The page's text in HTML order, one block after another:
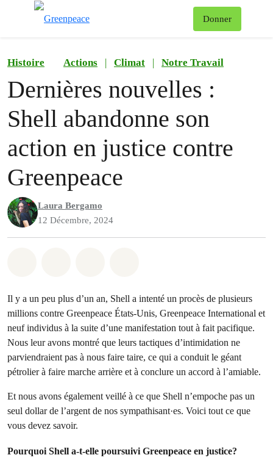
Donner
Histoire Actions | Climat | Notre Travail
Dernières nouvelles :
Shell abandonne son
action en justice contre
Greenpeace
Laura Bergamo
12 Décembre, 2024
Il y a un peu plus d’un an, Shell a intenté un procès de plusieurs
millions contre Greenpeace États-Unis, Greenpeace International et
neuf individus à la suite d’une manifestation tout à fait pacifique.
Nous leur avons montré que leurs tactiques d’intimidation ne
parviendraient pas à nous faire taire, ce qui a conduit le géant
pétrolier à faire marche arrière et à conclure un accord à l’amiable.
Et nous avons également veillé à ce que Shell n’empoche pas un
seul dollar de l’argent de nos sympathisant·es. Voici tout ce que
vous devez savoir.
Pourquoi Shell a-t-elle poursuivi Greenpeace en justice?